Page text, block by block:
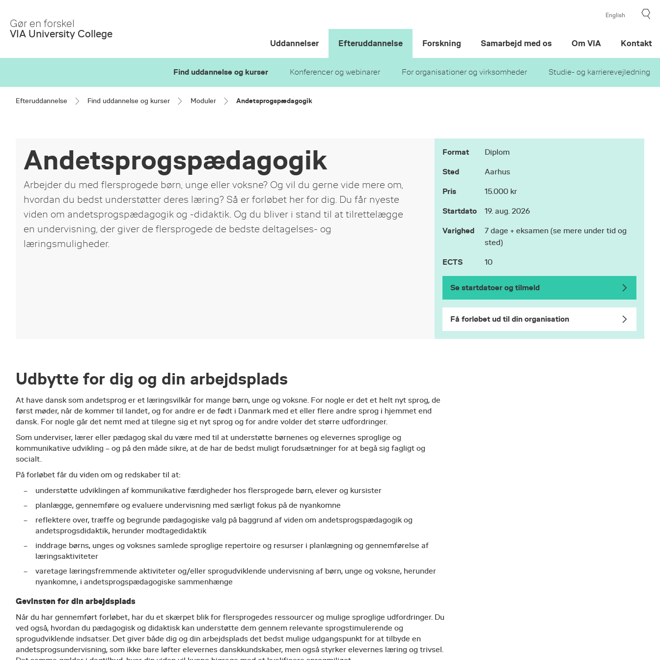
Main
Content
Gør en forskel
VIA University College
English
Uddannelser Efteruddannelse
Find uddannelse og kurser Konferencer og webinarer For organisationer og virksomheder Studie- og karrierevejledning
Forskning Samarbejd med os Om VIA Kontakt
Efteruddannelse Find uddannelse og kurser Moduler Andetsprogspædagogik
Andetsprogspædagogik
Arbejder du med flersprogede børn, unge eller voksne? Og vil du gerne vide mere om,
hvordan du bedst understøtter deres læring? Så er forløbet her for dig. Du får nyeste
viden om andetsprogspædagogik og -didaktik. Og du bliver i stand til at tilrettelægge
en undervisning, der giver de flersprogede de bedste deltagelses- og
læringsmuligheder.
Format Diplom
Sted Aarhus
Pris 15.000 kr
Startdato 19. aug. 2026
Varighed
7 dage + eksamen (se mere under tid og
sted)
ECTS 10
Se startdatoer og tilmeld
Få forløbet ud til din organisation
Udbytte for dig og din arbejdsplads
At have dansk som andetsprog er et læringsvilkår for mange børn, unge og voksne. For nogle er det et helt nyt sprog, de
først møder, når de kommer til landet, og for andre er de født i Danmark med et eller flere andre sprog i hjemmet end
dansk. For nogle går det nemt med at tilegne sig et nyt sprog og for andre volder det større udfordringer.
Som underviser, lærer eller pædagog skal du være med til at understøtte børnenes og elevernes sproglige og
kommunikative udvikling – og på den måde sikre, at de har de bedst muligt forudsætninger for at begå sig fagligt og
socialt.
På forløbet får du viden om og redskaber til at:
understøtte udviklingen af kommunikative færdigheder hos flersprogede børn, elever og kursister
planlægge, gennemføre og evaluere undervisning med særligt fokus på de nyankomne
reflektere over, træffe og begrunde pædagogiske valg på baggrund af viden om andetsprogspædagogik og
andetsprogsdidaktik, herunder modtagedidaktik
inddrage børns, unges og voksnes samlede sproglige repertoire og resurser i planlægning og gennemførelse af
læringsaktiviteter
varetage læringsfremmende aktiviteter og/eller sprogudviklende undervisning af børn, unge og voksne, herunder
nyankomne, i andetsprogspædagogiske sammenhænge
Gevinsten for din arbejdsplads
Når du har gennemført forløbet, har du et skærpet blik for flersprogedes ressourcer og mulige sproglige udfordringer. Du
ved også, hvordan du pædagogisk og didaktisk kan understøtte dem gennem relevante sprogstimulerende og
sprogudviklende indsatser. Det giver både dig og din arbejdsplads det bedst mulige udgangspunkt for at tilbyde en
andetsprogsundervisning, som ikke bare løfter elevernes danskkundskaber, men også styrker elevernes læring og trivsel.